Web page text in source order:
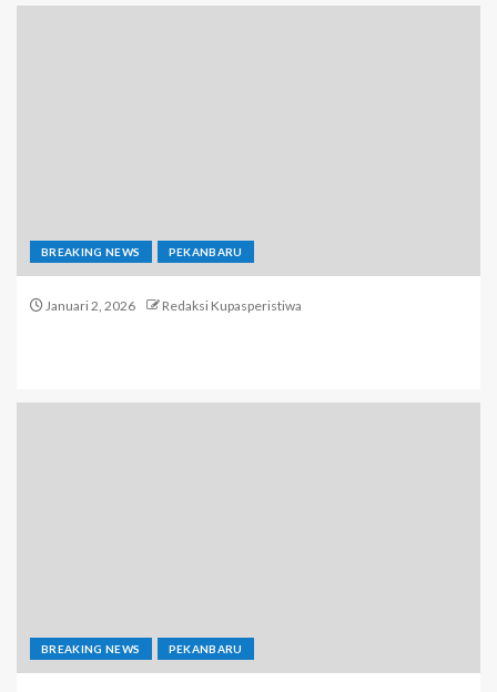
BREAKING NEWS PEKANBARU
Januari 2, 2026 Redaksi Kupasperistiwa
BREAKING NEWS PEKANBARU